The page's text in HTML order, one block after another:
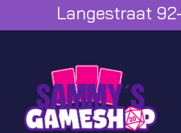
Langestraat